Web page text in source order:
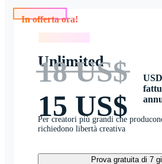
Unlimited
18 US$
15 US$
Per creatori più grandi che
richiedono libertà creativa
Prova gratuita di 7